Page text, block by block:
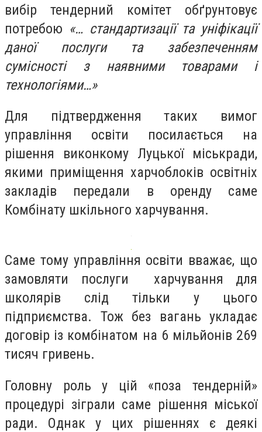
вибір тендерний комітет обґрунтовує
потребою «… стандартизації та уніфікації
даної послуги та забезпеченням
сумісності з наявними товарами і
технологіями…»
Для підтвердження таких вимог
управління освіти посилається на
рішення виконкому Луцької міськради,
якими приміщення харчоблоків освітніх
закладів передали в оренду саме
Комбінату шкільного харчування.
Саме тому управління освіти вважає, що
замовляти послуги харчування для
школярів слід тільки у цього
підприємства. Тож без вагань укладає
договір із комбінатом на 6 мільйонів 269
тисяч гривень.
Головну роль у цій «поза тендерній»
процедурі зіграли саме рішення міської
ради. Однак у цих рішеннях є деякі